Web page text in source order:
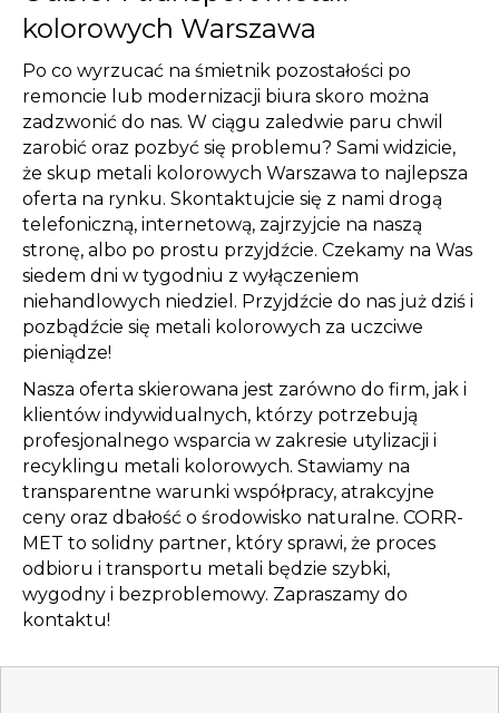
kolorowych Warszawa
Po co wyrzucać na śmietnik pozostałości po
remoncie lub modernizacji biura skoro można
zadzwonić do nas. W ciągu zaledwie paru chwil
zarobić oraz pozbyć się problemu? Sami widzicie,
że skup metali kolorowych Warszawa to najlepsza
oferta na rynku. Skontaktujcie się z nami drogą
telefoniczną, internetową, zajrzyjcie na naszą
stronę, albo po prostu przyjdźcie. Czekamy na Was
siedem dni w tygodniu z wyłączeniem
niehandlowych niedziel. Przyjdźcie do nas już dziś i
pozbądźcie się metali kolorowych za uczciwe
pieniądze!
Nasza oferta skierowana jest zarówno do firm, jak i
klientów indywidualnych, którzy potrzebują
profesjonalnego wsparcia w zakresie utylizacji i
recyklingu metali kolorowych. Stawiamy na
transparentne warunki współpracy, atrakcyjne
ceny oraz dbałość o środowisko naturalne. CORR-
MET to solidny partner, który sprawi, że proces
odbioru i transportu metali będzie szybki,
wygodny i bezproblemowy. Zapraszamy do
kontaktu!